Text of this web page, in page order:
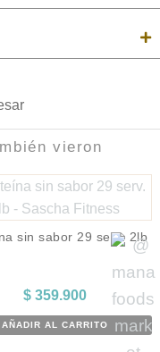
vieron
sin sabor 29 serv. 2lb
$359.900
AÑADIR AL CARRITO